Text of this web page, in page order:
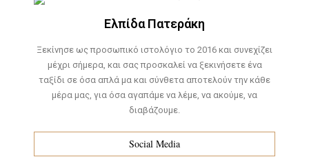
Ελπίδα Πατεράκη
Ξεκίνησε ως προσωπικό ιστολόγιο το 2016 και συνεχίζει
μέχρι σήμερα, και σας προσκαλεί να ξεκινήσετε ένα
ταξίδι σε όσα απλά μα και σύνθετα αποτελούν την κάθε
μέρα μας, για όσα αγαπάμε να λέμε, να ακούμε, να
διαβάζουμε.
Social Media